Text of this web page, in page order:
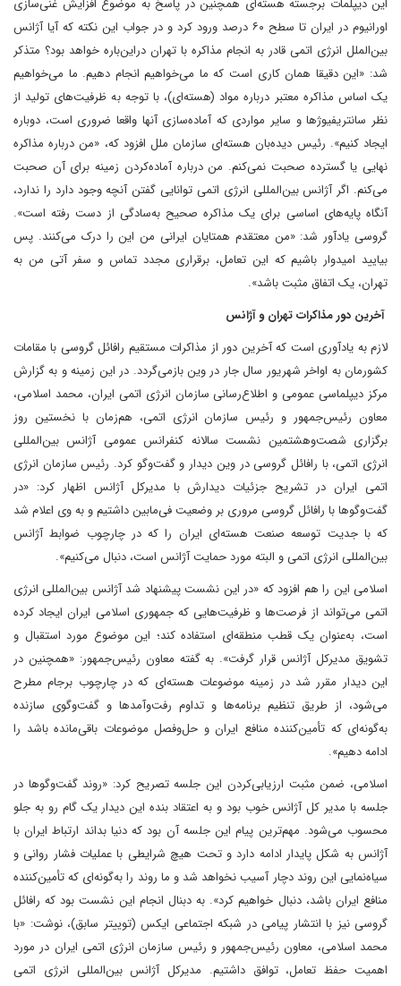
اورانیوم در ایران تا سطح ۶۰ درصد ورود کرد و در جواب این نکته که آیا آژانس
بین‌الملل انرژی اتمی قادر به انجام مذاکره با تهران در‌این‌باره خواهد بود؟ متذکر
شد: ‌«این دقیقا همان کاری است که ما می‌خواهیم انجام دهیم. ما می‌خواهیم
یک اساس مذاکره معتبر درباره مواد (هسته‌ای)، با توجه به ظرفیت‌های تولید از
نظر سانتریفیوژها و سایر مواردی که آماده‌سازی آنها واقعا ضروری است، دوباره
ایجاد کنیم». رئیس دیده‌بان هسته‌ای سازمان ملل افزود که، «من درباره مذاکره
نهایی یا گسترده صحبت نمی‌کنم. من درباره آماده‌کردن زمینه برای آن صحبت
می‌کنم. اگر آژانس بین‌المللی انرژی اتمی توانایی گفتن آنچه وجود دارد را ندارد،
آنگاه پایه‌های اساسی برای یک مذاکره صحیح به‌سادگی از دست رفته است».
گروسی یادآور شد: «من معتقدم همتایان ایرانی من این را درک می‌کنند. پس
بیایید امیدوار باشیم که این تعامل، برقراری مجدد تماس و سفر آتی من به
تهران، یک اتفاق مثبت باشد».
آخرین دور مذاکرات تهران و آژانس
لازم به یادآوری است که آخرین دور از مذاکرات مستقیم رافائل گروسی با مقامات
کشورمان به اواخر شهریور‌ سال جار در وین بازمی‌گردد. در این زمینه و به گزارش
مرکز دیپلماسی‌ عمومی و اطلاع‌رسانی سازمان انرژی اتمی ایران، محمد اسلامی،
معاون رئیس‌جمهور و رئیس سازمان انرژی اتمی، هم‌زمان با نخستین روز
برگزاری شصت‌و‌هشتمین نشست سالانه کنفرانس عمومی آژانس بین‌المللی
انرژی اتمی، با رافائل گروسی در وین دیدار و گفت‌‌وگو کرد. رئیس سازمان انرژی
اتمی ایران در تشریح جزئیات دیدارش با مدیرکل آژانس اظهار کرد: ‌«در
گفت‌وگوها با رافائل گروسی مروری بر وضعیت فی‌مابین داشتیم و به وی اعلام شد
که با جدیت توسعه صنعت هسته‌ای ایران را که در چارچوب ضوابط آژانس
بین‌المللی انرژی اتمی و البته مورد حمایت آژانس است، دنبال می‌کنیم».
اسلامی این را هم افزود که‌ «در این نشست پیشنهاد شد‌ آژانس بین‌المللی انرژی
اتمی می‌تواند از فرصت‌ها و ظرفیت‌هایی که جمهوری اسلامی ایران ایجاد کرده
است، به‌‌عنوان یک قطب منطقه‌ای استفاده کند؛ این موضوع مورد استقبال و
تشویق مدیرکل آژانس قرار گرفت». به گفته معاون رئیس‌جمهور: «همچنین در
این دیدار مقرر شد در زمینه موضوعات هسته‌ای که در چارچوب برجام مطرح
می‌شود، از طریق تنظیم برنامه‌ها و تداوم رفت‌و‌آمدها و گفت‌وگوی سازنده
به‌گونه‌ای که تأمین‌کننده منافع ایران و حل‌وفصل موضوعات باقی‌مانده باشد را
ادامه دهیم».
اسلامی، ضمن مثبت ارزیابی‌کردن این جلسه تصریح کرد: «روند گفت‌وگوها در
جلسه با مدیر کل آژانس خوب بود و به اعتقاد بنده این دیدار یک گام رو به جلو
محسوب می‌شود. مهم‌ترین پیام این جلسه آن بود که دنیا بداند ارتباط ایران با
آژانس به‌ شکل پایدار ادامه دارد و تحت هیچ شرایطی با عملیات فشار روانی و
سیاه‌نمایی این روند دچار آسیب نخواهد شد و ما روند را به‌گونه‌ای که تأمین‌کننده
منافع ایران باشد، دنبال خواهیم کرد». به دبنال انجام این نشست بود که رافائل
گروسی نیز با انتشار پیامی در شبکه اجتماعی ایکس (توییتر سابق)، نوشت: «با
محمد اسلامی، معاون رئیس‌جمهور و رئیس سازمان انرژی اتمی ایران در مورد
اهمیت حفظ تعامل، توافق داشتیم. مدیرکل آژانس بین‌المللی انرژی اتمی